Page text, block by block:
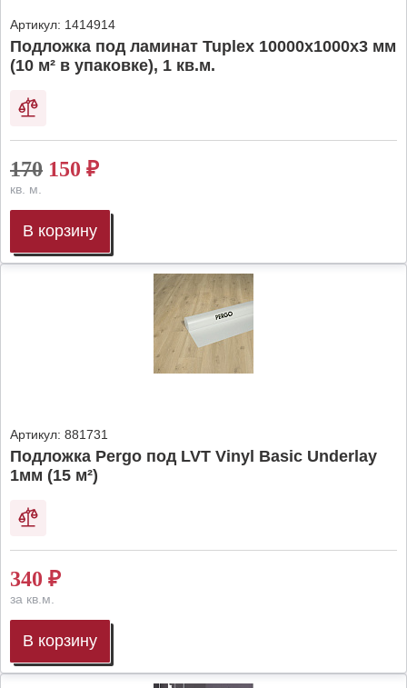
Артикул: 1414914
Подложка под ламинат Tuplex 10000x1000x3 мм
(10 м² в упаковке), 1 кв.м.
170 150 ₽
кв. м.
В корзину
Артикул: 881731
Подложка Pergo под LVT Vinyl Basic Underlay
1мм (15 м²)
340 ₽
за кв.м.
В корзину